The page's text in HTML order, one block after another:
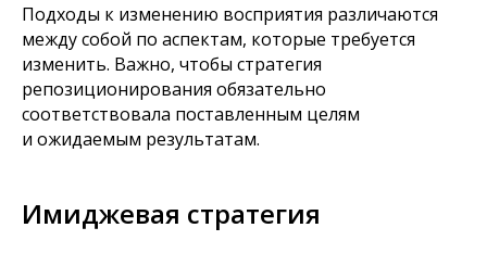
Подходы к изменению восприятия различаются
между собой по аспектам, которые требуется
изменить. Важно, чтобы стратегия
репозиционирования обязательно
соответствовала поставленным целям
и ожидаемым результатам.
Имиджевая стратегия